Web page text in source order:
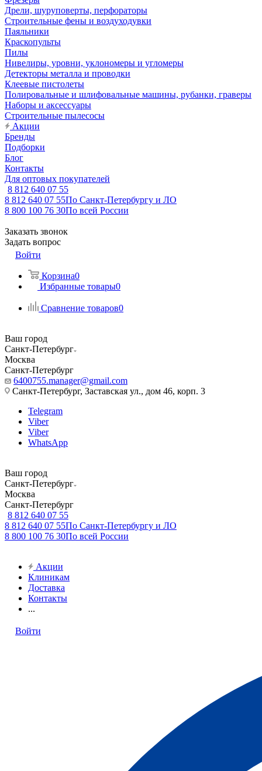
Дрели, шуруповерты, перфораторы
Строительные фены и воздуходувки
Паяльники
Краскопульты
Пилы
Нивелиры, уровни, уклономеры и угломеры
Детекторы металла и проводки
Клеевые пистолеты
Полировальные и шлифовальные машины, рубанки, граверы
Наборы и аксессуары
Строительные пылесосы
Акции
Бренды
Подборки
Блог
Контакты
Для оптовых покупателей
8 812 640 07 55
8 812 640 07 55По Санкт-Петербургу и ЛО
8 800 100 76 30По всей России
Заказать звонок
Задать вопрос
Войти
Корзина0
Избранные товары0
Сравнение товаров0
Ваш город
Санкт-Петербург
Москва
Санкт-Петербург
6400755.manager@gmail.com
Санкт-Петербург, Заставская ул., дом 46, корп. 3
Telegram
Viber
Viber
WhatsApp
Ваш город
Санкт-Петербург
Москва
Санкт-Петербург
8 812 640 07 55
8 812 640 07 55По Санкт-Петербургу и ЛО
8 800 100 76 30По всей России
Акции
Клиникам
Доставка
Контакты
...
Войти